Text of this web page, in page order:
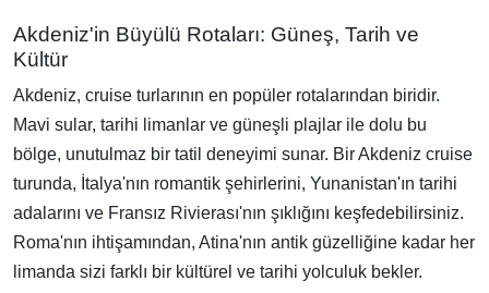
Akdeniz'in Büyülü Rotaları: Güneş, Tarih ve
Kültür
Akdeniz, cruise turlarının en popüler rotalarından biridir.
Mavi sular, tarihi limanlar ve güneşli plajlar ile dolu bu
bölge, unutulmaz bir tatil deneyimi sunar. Bir Akdeniz cruise
turunda, İtalya'nın romantik şehirlerini, Yunanistan'ın tarihi
adalarını ve Fransız Rivierası'nın şıklığını keşfedebilirsiniz.
Roma'nın ihtişamından, Atina'nın antik güzelliğine kadar her
limanda sizi farklı bir kültürel ve tarihi yolculuk bekler.